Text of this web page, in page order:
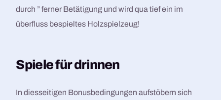
durch ” ferner Betätigung und wird qua tief ein im
überfluss bespieltes Holzspielzeug!
Spiele für drinnen
In diesseitigen Bonusbedingungen aufstöbern sich